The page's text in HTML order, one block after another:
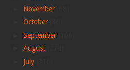
November
October
September
August
July